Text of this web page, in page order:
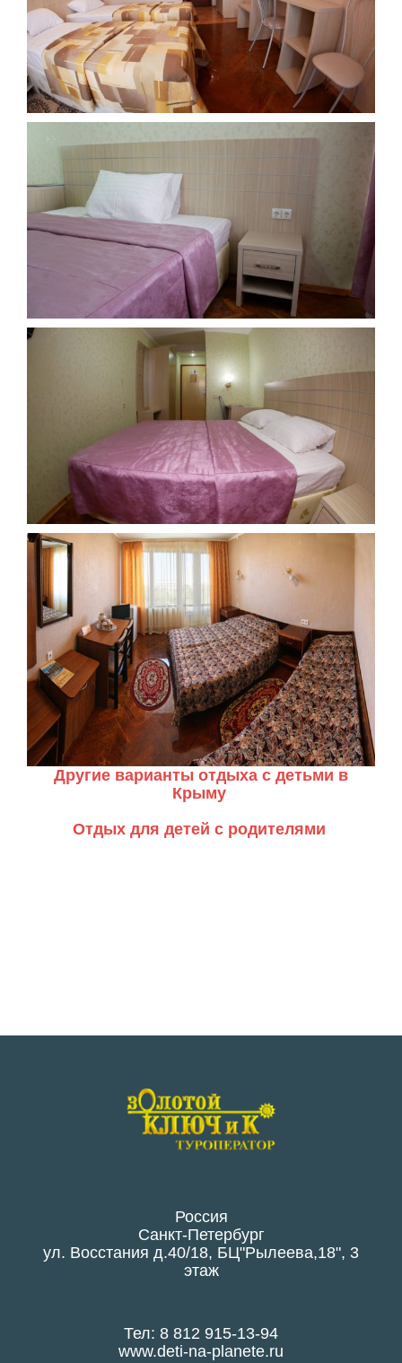
Другие варианты отдыха с детьми в
Крыму
Отдых для детей с родителями
Россия
Санкт-Петербург
ул. Восстания д.40/18, БЦ"Рылеева,18", 3
этаж
Тел: 8 812 915-13-94
www.deti-na-planete.ru